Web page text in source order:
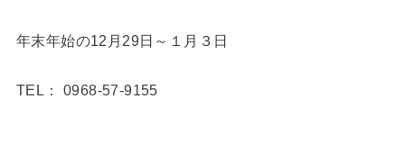
年末年始の12月29日～１月３日
TEL： 0968-57-9155